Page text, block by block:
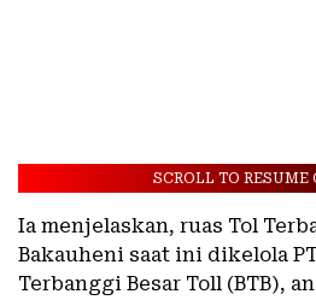
SCROLL TO RESUME
Ia menjelaskan, ruas Tol
Bakauheni saat ini dikelola
Terbanggi Besar Toll (BTB),